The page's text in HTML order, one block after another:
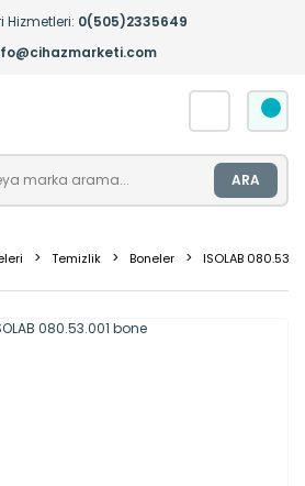
Hizmetleri: 0(505)2335649
ARA
Temizlik Boneler ISOLAB